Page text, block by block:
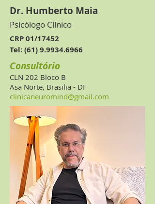
Dr. Humberto Maia
Psicólogo Clínico
CRP 01/17452
Tel:(61) 9.9934.6966
Consultório
CLN 202 Bloco B
Asa Norte, Brasilia - DF
clinicaneuromind@gmail.com